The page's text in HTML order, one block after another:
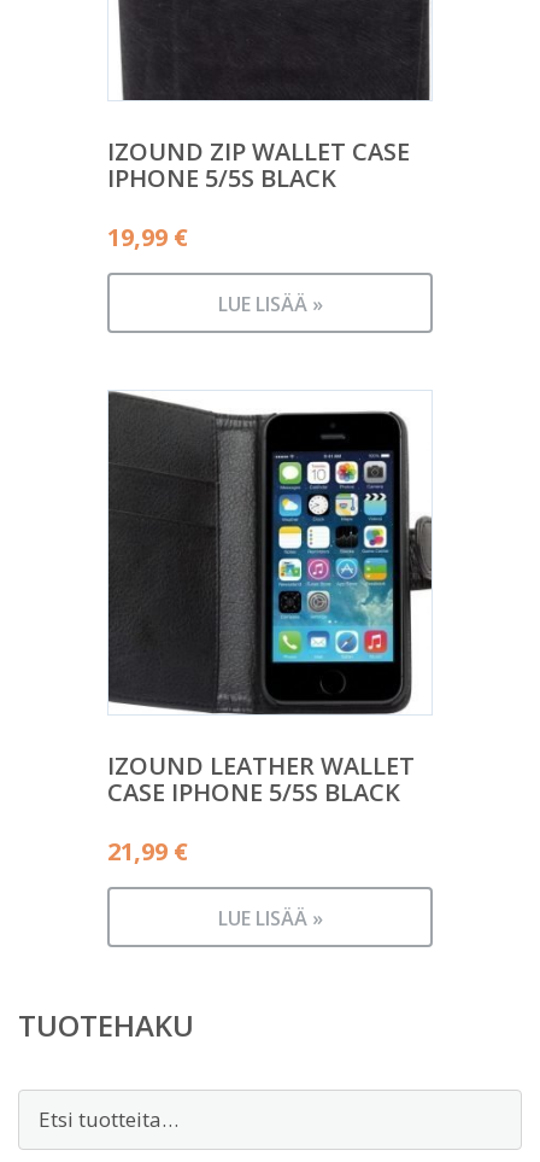
IZOUND ZIP WALLET CASE
IPHONE 5/5S BLACK
19,99 €
LUE LISÄÄ »
IZOUND LEATHER WALLET
CASE IPHONE 5/5S BLACK
21,99 €
LUE LISÄÄ »
TUOTEHAKU
Etsi: